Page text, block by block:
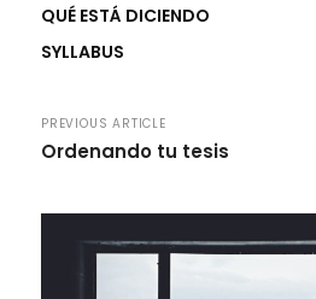
QUÉ ESTÁ DICIENDO
SYLLABUS
PREVIOUS ARTICLE
Ordenando tu tesis